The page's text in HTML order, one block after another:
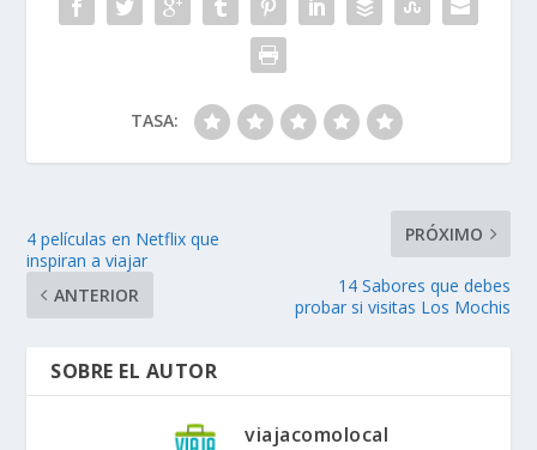
TASA:
4 películas en Netflix que
inspiran a viajar
ANTERIOR
PRÓXIMO
14 Sabores que debes
probar si visitas Los Mochis
SOBRE EL AUTOR
viajacomolocal